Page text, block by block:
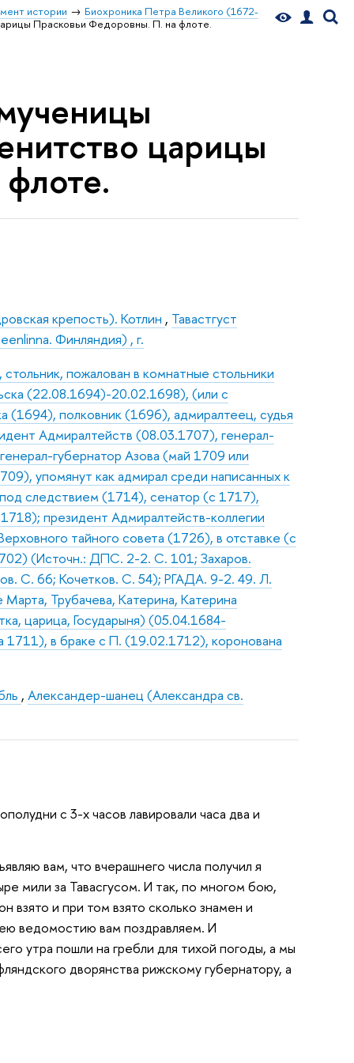
истории
Биохроника Петра Великого (1672-
Прасковьи Федоровны. П. на флоте.
царицы
крепость). Котлин , Тавастгуст
Финляндия) , г.
пожалован в комнатные стольники
(22.08.1694)-20.02.1698), (или с
полковник (1696), адмиралтеец, судья
Адмиралтейств (08.03.1707), генерал-
губернатор Азова (май 1709 или
упомянут как адмирал среди написанных к
следствием (1714), сенатор (с 1717),
президент Адмиралтейств-коллегии
тайного совета (1726), в отставке (с
(Источн.: ДПС. 2-2. С. 101; Захаров.
С. 66; Кочетков. С. 54); РГАДА. 9-2. 49. Л.
Трубачева, Катерина, Катерина
царица, Государыня) (05.04.1684-
в браке с П. (19.02.1712), коронована
,Александер-шанец (Александра св.
с 3-х часов лавировали часа два и
вам, что вчерашнего числа получил я
мили за Тавасгусом. И так, по многом бою,
взято и при том взято сколько знамен и
ведомостию вам поздравляем. И
утра пошли на гребли для тихой погоды, а мы
дворянства рижскому губернатору, а